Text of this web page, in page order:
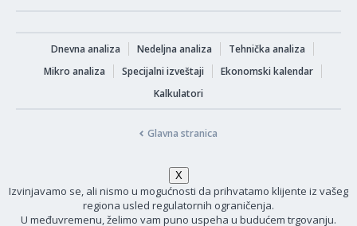
Dnevna analiza Nedeljna analiza
Tehnička analiza
Mikro analiza
Specijalni izveštaji
Ekonomski kalendar
Kalkulatori
Glavna stranica
Izvinjavamo se, ali nismo u mogućnosti da prihvatamo klijente iz vašeg
regiona usled regulatornih ograničenja.
U međuvremenu, želimo vam puno uspeha u budućem trgovanju.